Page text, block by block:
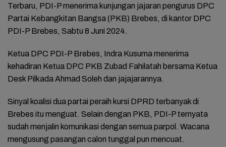
Terbaru, PDI-P menerima kunjungan jajaran pengurus DPC
Partai Kebangkitan Bangsa (PKB) Brebes, di kantor DPC
PDI-P Brebes, Sabtu 8 Juni 2024.
Ketua DPC PDI-P Brebes, Indra Kusuma menerima
kehadiran Ketua DPC PKB Zubad Fahilatah bersama Ketua
Desk Pilkada Ahmad Soleh dan jajajarannya.
Sinyal koalisi dua partai peraih kursi DPRD terbanyak di
Brebes itu menguat. Selain dengan PKB, PDI-P ternyata
sudah menjalin komunikasi dengan semua parpol. Wacana
mengusung pasangan calon tunggal pun mencuat.